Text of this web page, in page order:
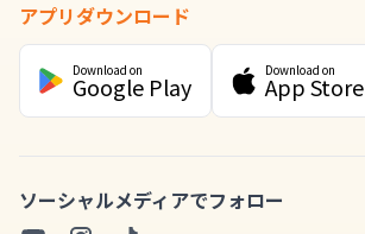
アプリダウンロード
Download on
Google Play
Download on
App Store
ソーシャルメディアでフォロー